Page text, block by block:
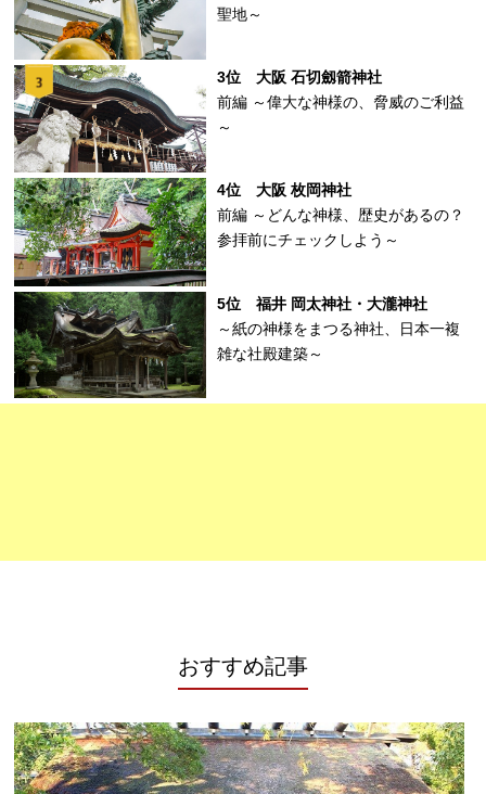
聖地～
3位 大阪 石切劔箭神社
前編 ～偉大な神様の、脅威のご利益
～
4位 大阪 枚岡神社
前編 ～どんな神様、歴史があるの？
参拝前にチェックしよう～
5位 福井 岡太神社・大瀧神社
～紙の神様をまつる神社、日本一複
雑な社殿建築～
おすすめ記事